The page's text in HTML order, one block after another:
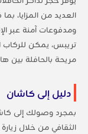
العديد من المزايا،
ومدفوعات آمنة عبر
تريبس، يمكن للركاب
مريحة بالحافلة بين
دليل إلى كاشان
بمجرد وصولك إلى
الثقافي من خلال